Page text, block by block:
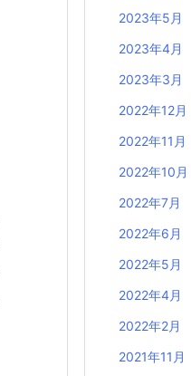
2023年5月
2023年4月
2023年3月
2022年12月
2022年11月
2022年10月
2022年7月
2022年6月
2022年5月
2022年4月
2022年2月
2021年11月